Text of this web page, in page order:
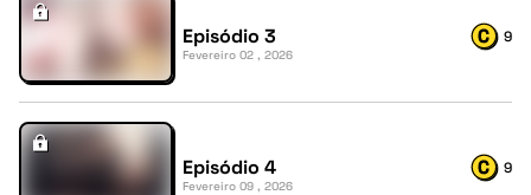
Episódio 3
Fevereiro 02 , 2026
9
Episódio 4
Fevereiro 09 , 2026
9